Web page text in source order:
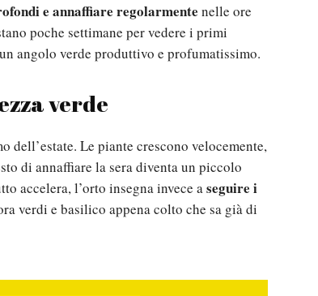
e annaffiare regolarmente nelle ore
poche settimane per vedere i primi
angolo verde produttivo e profumatissimo.
verde
Le piante crescono velocemente,
di annaffiare la sera diventa un piccolo
accelera, l’orto insegna invece aseguire i
verdi e basilico appena colto che sa già di